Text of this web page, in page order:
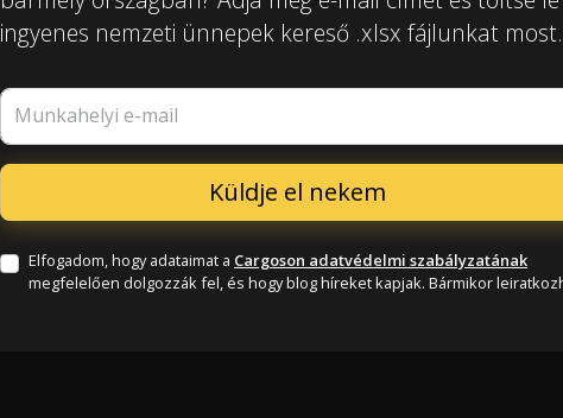
ingyenes nemzeti ünnepek kereső .xlsx fájlunkat most.
Munkahelyi e-mail
Elfogadom, hogy adataimat a Cargoson adatvédelmi szabályzatának
megfelelően dolgozzák fel, és hogy blog híreket kapjak. Bármikor